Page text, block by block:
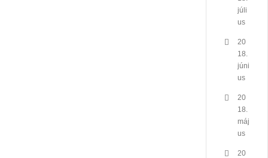
júli
us
20
18.
júni
us
20
18.
máj
us
20